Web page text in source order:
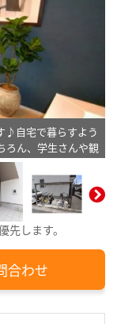
♪自宅で暮らすよう
ろん、学生さんや観
具・家電・備品の
※植木と額は写真用
します。
合わせ